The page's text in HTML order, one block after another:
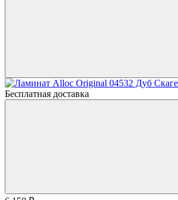
Бесплатная доставка